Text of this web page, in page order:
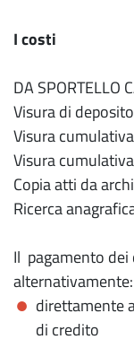
I costi
DA SPORTELLO
Visura di
Visura
Visura
Copia atti da
Ricerca
Il pagamento
alternativamente:
direttamente
di credito